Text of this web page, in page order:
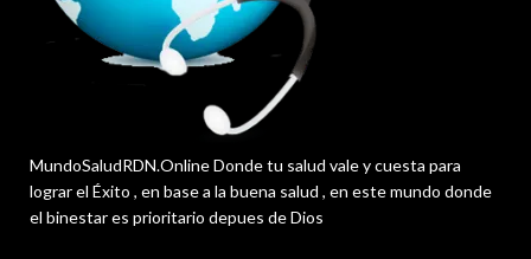
MundoSaludRDN.Online Donde tu salud vale y cuesta para
lograr el Éxito , en base a la buena salud , en este mundo donde
el binestar es prioritario depues de Dios